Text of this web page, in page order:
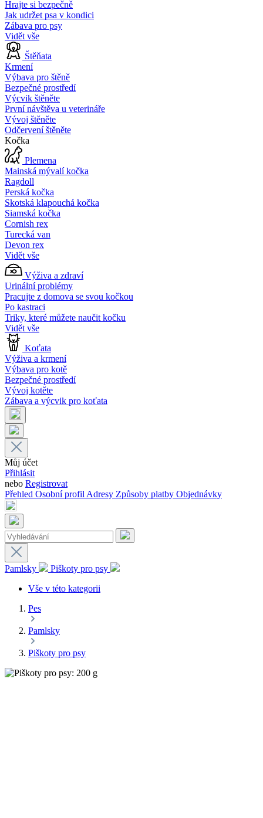
Hrajte si bezpečně
Jak udržet psa v kondici
Zábava pro psy
Vidět vše
Štěňata
Krmení
Výbava pro štěně
Bezpečné prostředí
Výcvik štěněte
První návštěva u veterináře
Vývoj štěněte
Odčervení štěněte
Kočka
Plemena
Mainská mývalí kočka
Ragdoll
Perská kočka
Skotská klapouchá kočka
Siamská kočka
Cornish rex
Turecká van
Devon rex
Vidět vše
Výživa a zdraví
Urinální problémy
Pracujte z domova se svou kočkou
Po kastraci
Triky, které můžete naučit kočku
Vidět vše
Koťata
Výživa a krmení
Výbava pro kotě
Bezpečné prostředí
Vývoj kotěte
Zábava a výcvik pro koťata
Můj účet
Přihlásit
nebo Registrovat
Přehled Osobní profilAdresy Způsoby platby Objednávky
Pamlsky
Piškoty pro psy
Vše v této kategorii
Pes
Pamlsky
Piškoty pro psy